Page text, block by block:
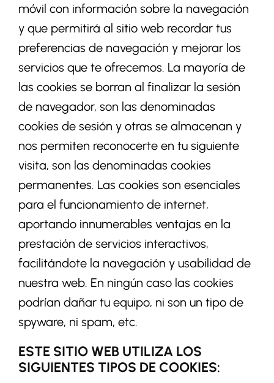
móvil con información sobre la navegación
y que permitirá al sitio web recordar tus
preferencias de navegación y mejorar los
servicios que te ofrecemos. La mayoría de
las cookies se borran al finalizar la sesión
de navegador, son las denominadas
cookies de sesión y otras se almacenan y
nos permiten reconocerte en tu siguiente
visita, son las denominadas cookies
permanentes. Las cookies son esenciales
para el funcionamiento de internet,
aportando innumerables ventajas en la
prestación de servicios interactivos,
facilitándote la navegación y usabilidad de
nuestra web. En ningún caso las cookies
podrían dañar tu equipo, ni son un tipo de
spyware, ni spam, etc.
ESTE SITIO WEB UTILIZA LOS
SIGUIENTES TIPOS DE COOKIES: